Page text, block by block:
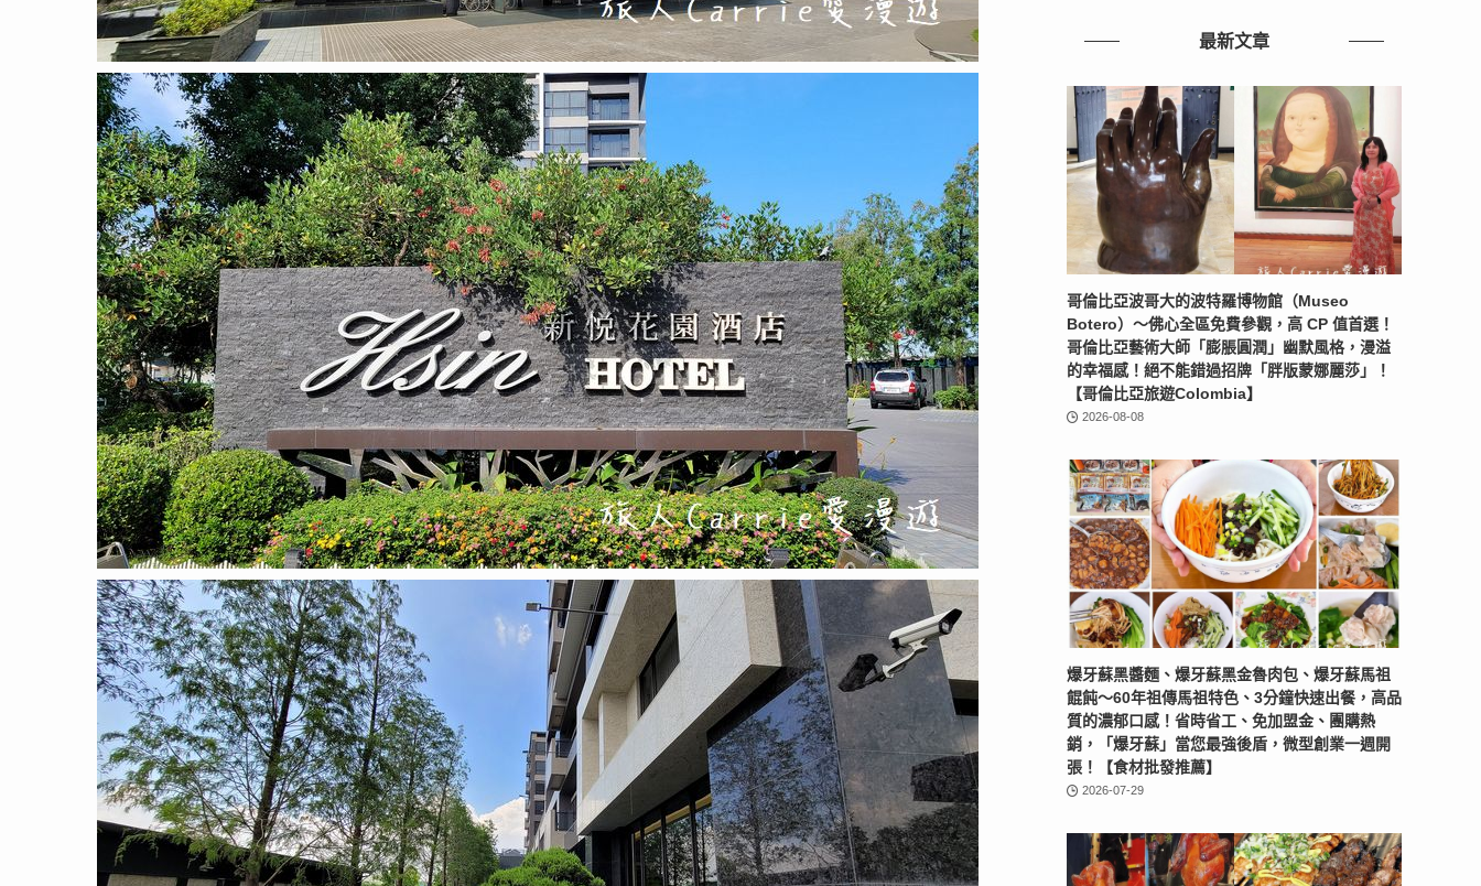
最新文章
哥倫比亞波哥大的波特羅博物館（Museo
Botero）～佛心全區免費參觀，高 CP 值首選！
哥倫比亞藝術大師「膨脹圓潤」幽默風格，漫溢
的幸福感！絕不能錯過招牌「胖版蒙娜麗莎」！
【哥倫比亞旅遊Colombia】
2026-08-08
爆牙蘇黑醬麵、爆牙蘇黑金魯肉包、爆牙蘇馬祖
餛飩～60年祖傳馬祖特色、3分鐘快速出餐，高品
質的濃郁口感！省時省工、免加盟金、團購熱
銷，「爆牙蘇」當您最強後盾，微型創業一週開
張！【食材批發推薦】
2026-07-29